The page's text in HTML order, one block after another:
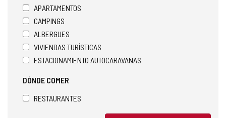
APARTAMENTOS
CAMPINGS
ALBERGUES
VIVIENDAS TURÍSTICAS
ESTACIONAMIENTO AUTOCARAVANAS
DÓNDE COMER
RESTAURANTES